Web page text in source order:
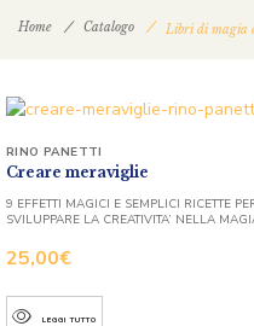
Home Catalogo Libri di magia
Creare meraviglie
25,00€
RINO PANETTI
9 EFFETTI MAGICI E SEMPLICI RICETTE
SVILUPPARE LA CREATIVITA’ NELLA
LEGGI TUTTO